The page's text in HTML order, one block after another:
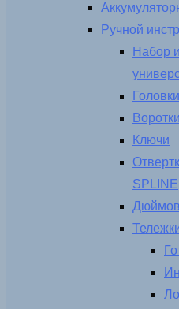
Ручной
Набор
Головки
Ключи
SPLINE